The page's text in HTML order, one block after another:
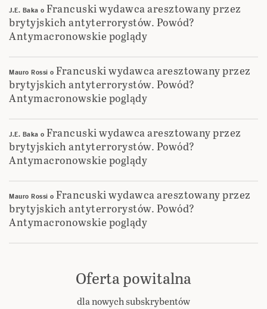
J.E. Baka o Francuski wydawca aresztowany przez
brytyjskich antyterrorystów. Powód?
Antymacronowskie poglądy
Mauro Rossi o Francuski wydawca aresztowany przez
brytyjskich antyterrorystów. Powód?
Antymacronowskie poglądy
J.E. Baka o Francuski wydawca aresztowany przez
brytyjskich antyterrorystów. Powód?
Antymacronowskie poglądy
Mauro Rossi o Francuski wydawca aresztowany przez
brytyjskich antyterrorystów. Powód?
Antymacronowskie poglądy
Oferta powitalna
dla nowych subskrybentów